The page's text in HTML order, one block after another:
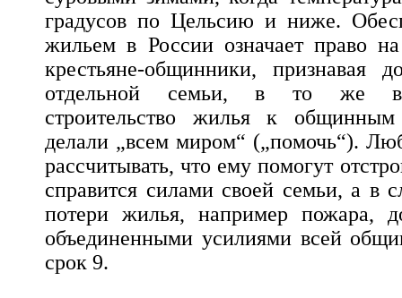
градусов по Цельсию и ниже.
жильем в России означает право
крестьяне-общинники, признавая
отдельной семьи, в то же
строительство жилья к
делали „всем миром“ („помочь“).
рассчитывать, что ему помогут
справится силами своей семьи, а в
потери жилья, например пожара,
объединенными усилиями всей
срок 9.